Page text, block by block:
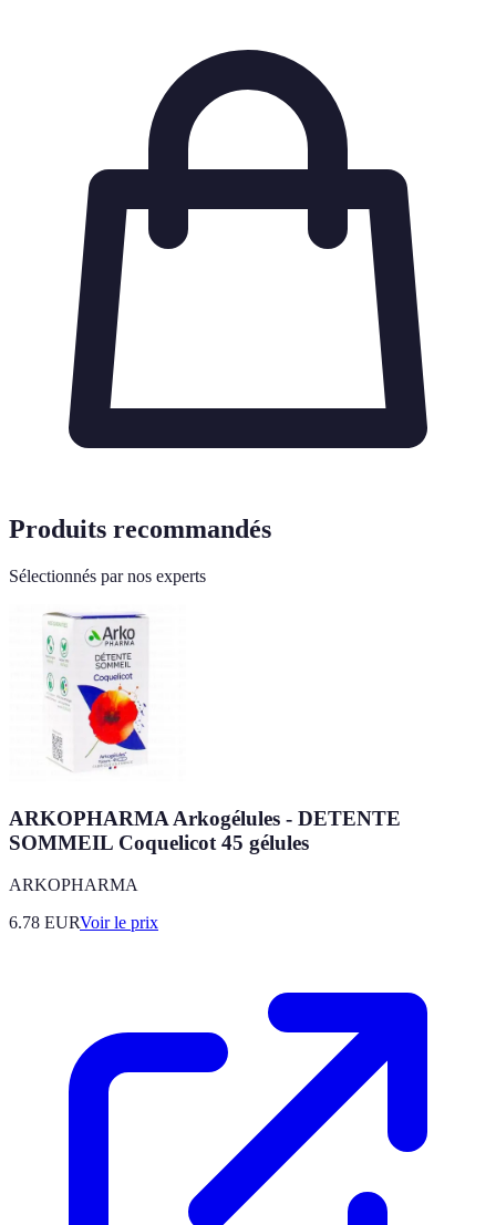
Produits recommandés
Sélectionnés par nos experts
ARKOPHARMA Arkogélules - DETENTE
SOMMEIL Coquelicot 45 gélules
ARKOPHARMA
6.78 EURVoir le prix